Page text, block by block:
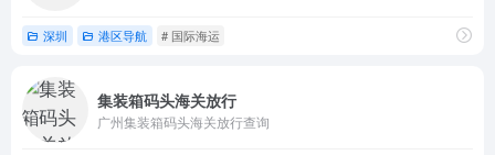
深圳 港区导航 # 国际海运
集装箱码头海关放行
广州集装箱码头海关放行查询